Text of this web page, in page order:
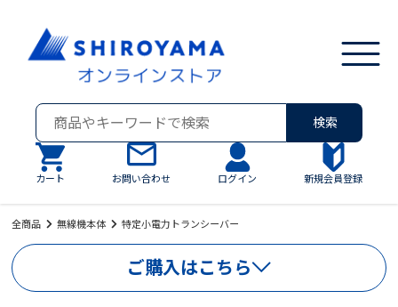
検索
カート お問い合わせ ログイン 新規会員登録
全商品 無線機本体 特定小電力トランシーバー
ご購入はこちら